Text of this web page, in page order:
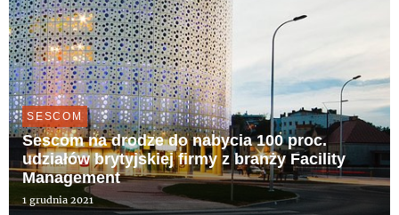
SESCOM
Sescom na drodze do nabycia 100 proc.
udziałów brytyjskiej firmy z branży Facility
Management
1 grudnia 2021